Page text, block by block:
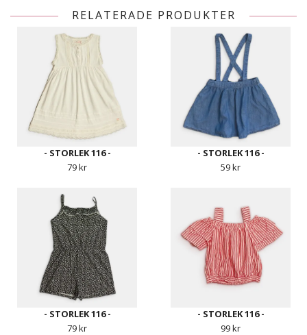
RELATERADE PRODUKTER
- STORLEK 116 -
79 kr
- STORLEK 116 -
59 kr
- STORLEK 116 -
79 kr
- STORLEK 116 -
99 kr